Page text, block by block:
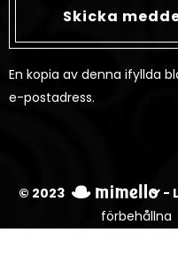
En kopia av denna ifyllda
e-postadress.
© 2023 -
förbehållna